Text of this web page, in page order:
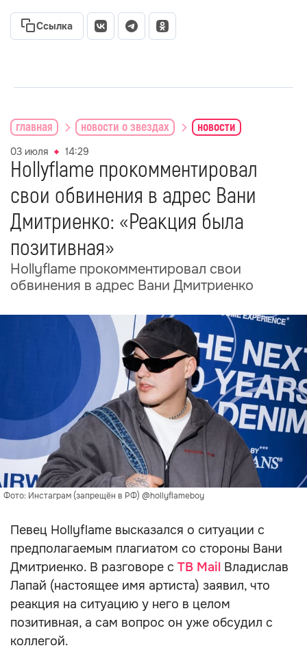
Ссылка
главная новости о звездах новости
03 июля 14:29
Hollyflame прокомментировал
свои обвинения в адрес Вани
Дмитриенко: «Реакция была
позитивная»
Hollyflame прокомментировал свои
обвинения в адрес Вани Дмитриенко
Фото: Инстаграм (запрещён в РФ) @hollyflameboy
Певец Hollyflame высказался о ситуации с
предполагаемым плагиатом со стороны Вани
Дмитриенко. В разговоре с ТВ Mail Владислав
Лапай (настоящее имя артиста) заявил, что
реакция на ситуацию у него в целом
позитивная, а сам вопрос он уже обсудил с
коллегой.